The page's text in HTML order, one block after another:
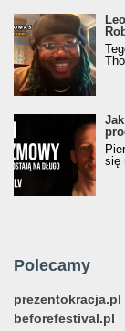
się
Polecamy
prezentokracja.pl
beforefestival.pl